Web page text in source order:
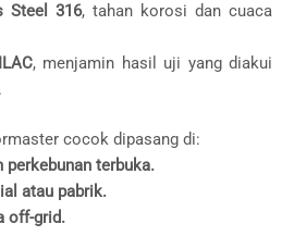
Steel 316, tahan korosi dan cuaca
, menjamin hasil uji yang diakui
cocok dipasang di:
perkebunan terbuka.
atau pabrik.
off-grid.